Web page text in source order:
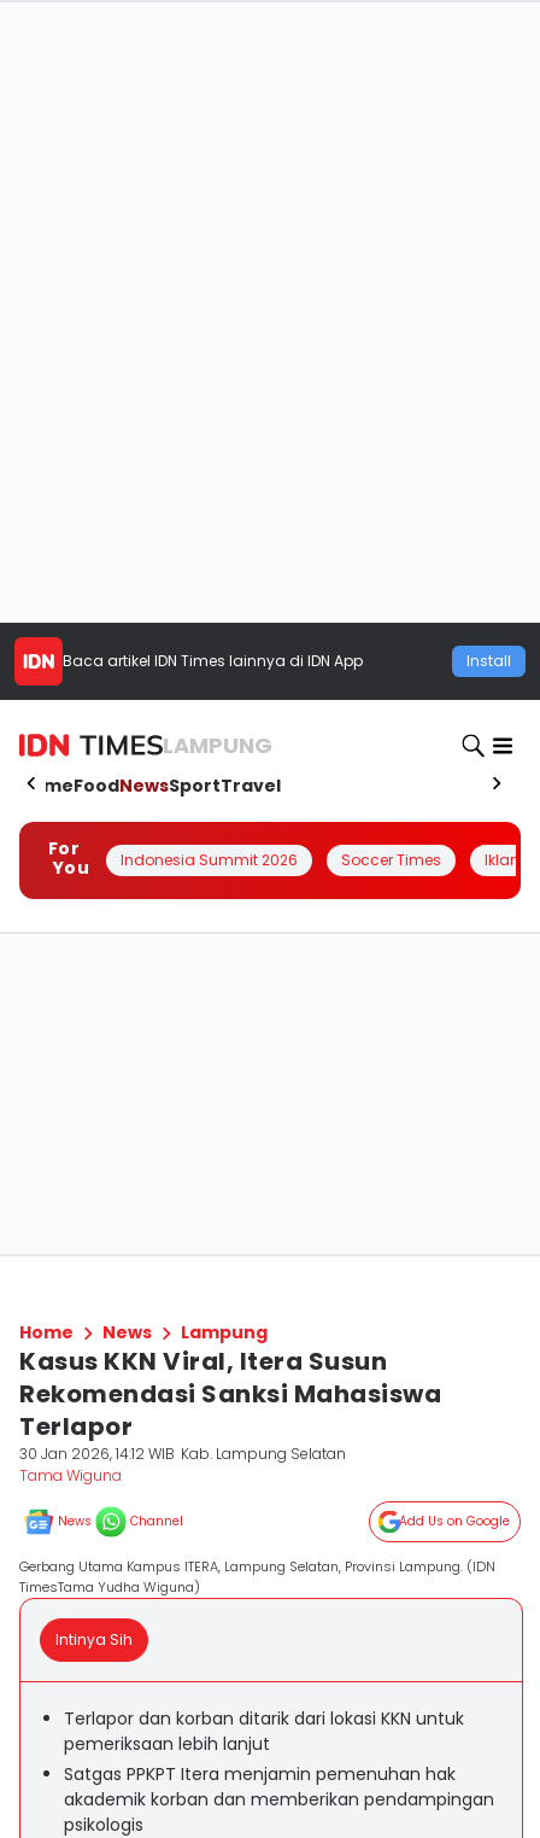
Baca artikel IDN Times lainnya di IDN App Install
LAMPUNG
HomeFoodNewsSportTravel
For
You
Indonesia Summit 2026 Soccer Times Iklanin
Home News Lampung
Kasus KKN Viral, Itera Susun
Rekomendasi Sanksi Mahasiswa
Terlapor
30 Jan 2026, 14:12 WIB Kab. Lampung Selatan
Tama Wiguna
News Channel Add Us on Google
Gerbang Utama Kampus ITERA, Lampung Selatan, Provinsi Lampung. (IDN
TimesTama Yudha Wiguna)
Intinya Sih
Terlapor dan korban ditarik dari lokasi KKN untuk
pemeriksaan lebih lanjut
Satgas PPKPT Itera menjamin pemenuhan hak
akademik korban dan memberikan pendampingan
psikologis